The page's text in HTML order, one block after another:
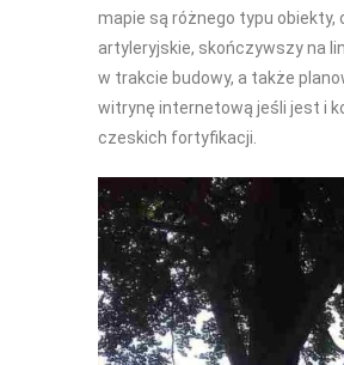
mapie są różnego typu obiekty,
artyleryjskie, skończywszy na
w trakcie budowy, a także
witrynę internetową jeśli jest i
czeskich fortyfikacji.